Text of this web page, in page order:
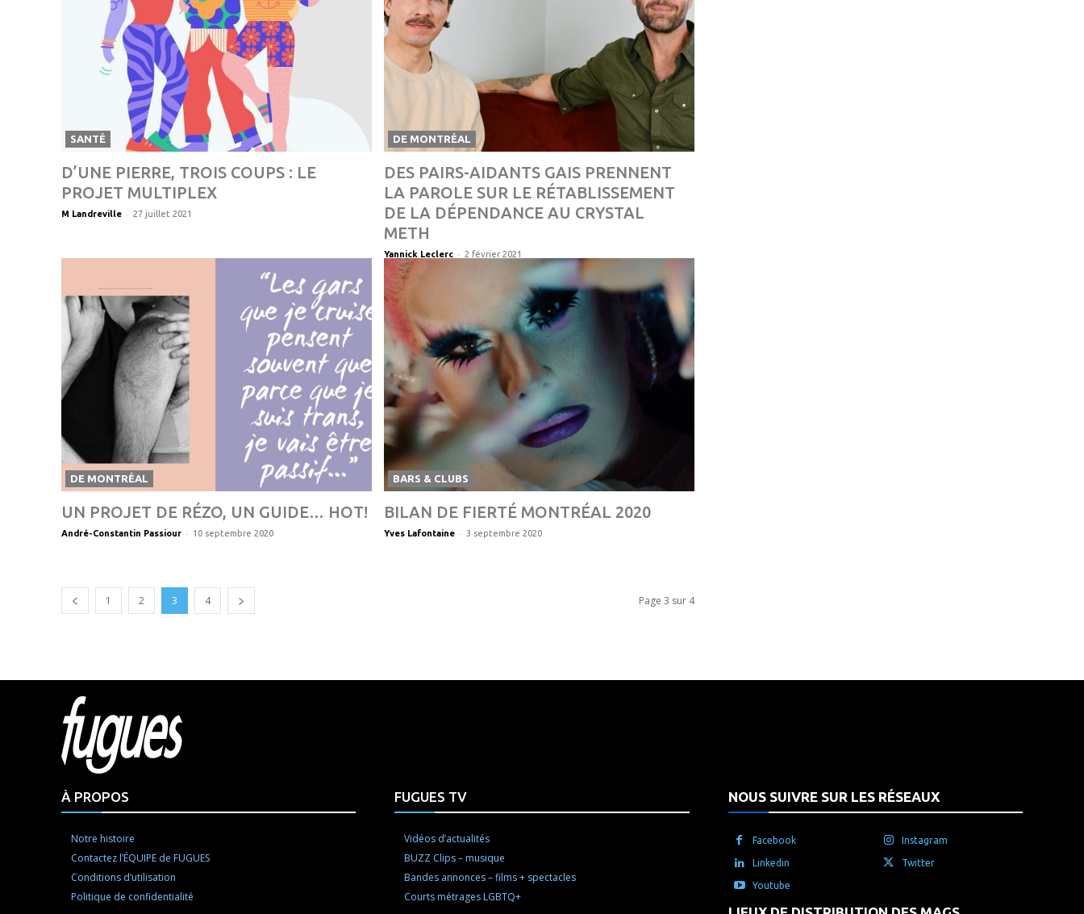
SANTÉ
D’UNE PIERRE, TROIS COUPS : LE
PROJET MULTIPLEX
M Landreville - 27 juillet 2021
DE MONTRÉAL
DES PAIRS-AIDANTS GAIS PRENNENT
LA PAROLE SUR LE RÉTABLISSEMENT
DE LA DÉPENDANCE AU CRYSTAL
METH
Yannick Leclerc - 2 février 2021
DE MONTRÉAL
UN PROJET DE RÉZO, UN GUIDE… HOT!
André-Constantin Passiour - 10 septembre 2020
BARS & CLUBS
BILAN DE FIERTÉ MONTRÉAL 2020
Yves Lafontaine - 3 septembre 2020
1 2 3 4 Page 3 sur 4
À PROPOS
Notre histoire
Contactez l’ÉQUIPE de FUGUES
Conditions d’utilisation
Politique de confidentialité
FUGUES TV
Vidéos d’actualités
BUZZ Clips – musique
Bandes annonces – films + spectacles
Courts métrages LGBTQ+
NOUS SUIVRE SUR LES RÉSEAUX
Facebook Instagram
Linkedin Twitter
Youtube